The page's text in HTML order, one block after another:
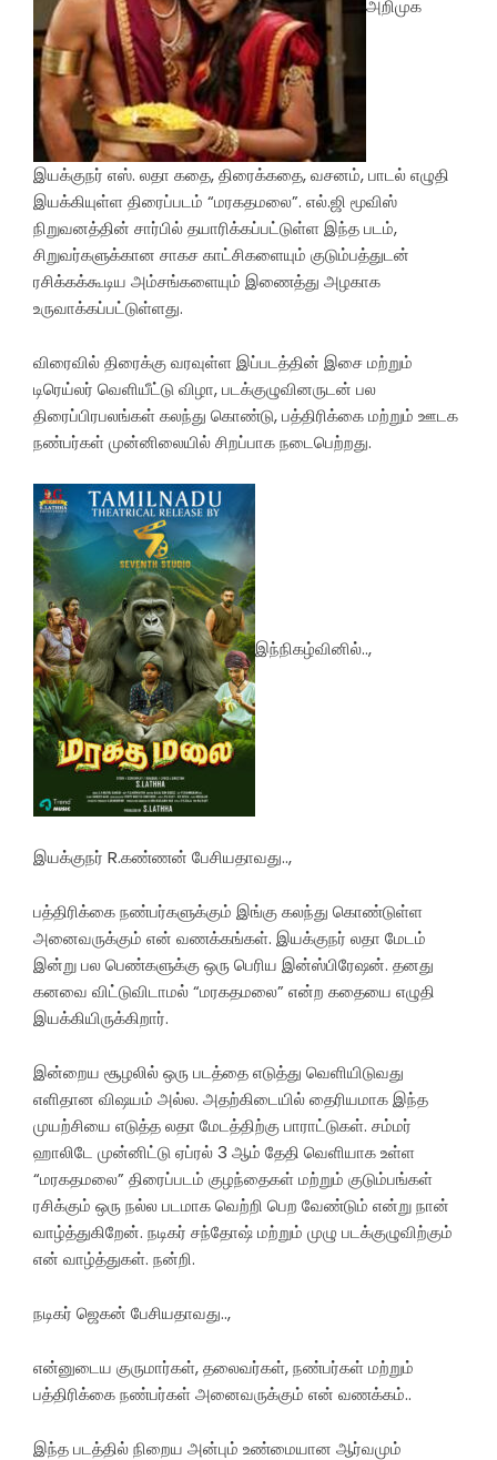
அறிமுக
இயக்குநர் எஸ். லதா கதை, திரைக்கதை, வசனம், பாடல் எழுதி
இயக்கியுள்ள திரைப்படம் “மரகதமலை”. எல்.ஜி மூவிஸ்
நிறுவனத்தின் சார்பில் தயாரிக்கப்பட்டுள்ள இந்த படம்,
சிறுவர்களுக்கான சாகச காட்சிகளையும் குடும்பத்துடன்
ரசிக்கக்கூடிய அம்சங்களையும் இணைத்து அழகாக
உருவாக்கப்பட்டுள்ளது.
விரைவில் திரைக்கு வரவுள்ள இப்படத்தின் இசை மற்றும்
டிரெய்லர் வெளியீட்டு விழா, படக்குழுவினருடன் பல
திரைப்பிரபலங்கள் கலந்து கொண்டு, பத்திரிக்கை மற்றும் ஊடக
நண்பர்கள் முன்னிலையில் சிறப்பாக நடைபெற்றது.
இந்நிகழ்வினில்..,
இயக்குநர் R.கண்ணன் பேசியதாவது..,
பத்திரிக்கை நண்பர்களுக்கும் இங்கு கலந்து கொண்டுள்ள
அனைவருக்கும் என் வணக்கங்கள். இயக்குநர் லதா மேடம்
இன்று பல பெண்களுக்கு ஒரு பெரிய இன்ஸ்பிரேஷன். தனது
கனவை விட்டுவிடாமல் “மரகதமலை” என்ற கதையை எழுதி
இயக்கியிருக்கிறார்.
இன்றைய சூழலில் ஒரு படத்தை எடுத்து வெளியிடுவது
எளிதான விஷயம் அல்ல. அதற்கிடையில் தைரியமாக இந்த
முயற்சியை எடுத்த லதா மேடத்திற்கு பாராட்டுகள். சம்மர்
ஹாலிடே முன்னிட்டு ஏப்ரல் 3 ஆம் தேதி வெளியாக உள்ள
“மரகதமலை” திரைப்படம் குழந்தைகள் மற்றும் குடும்பங்கள்
ரசிக்கும் ஒரு நல்ல படமாக வெற்றி பெற வேண்டும் என்று நான்
வாழ்த்துகிறேன். நடிகர் சந்தோஷ் மற்றும் முழு படக்குழுவிற்கும்
என் வாழ்த்துகள். நன்றி.
நடிகர் ஜெகன் பேசியதாவது..,
என்னுடைய குருமார்கள், தலைவர்கள், நண்பர்கள் மற்றும்
பத்திரிக்கை நண்பர்கள் அனைவருக்கும் என் வணக்கம்..
இந்த படத்தில் நிறைய அன்பும் உண்மையான ஆர்வமும்